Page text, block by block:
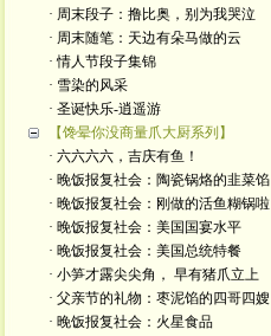
· 周末段子：撸比奥，别为我哭泣
· 周末随笔：天边有朵马做的云
· 情人节段子集锦
· 雪染的风采
· 圣诞快乐-逍遥游
【馋晕你没商量爪大厨系列】
· 六六六六，吉庆有鱼！
· 晚饭报复社会：陶瓷锅烙的韭菜馅
· 晚饭报复社会：刚做的活鱼糊锅啦
· 晚饭报复社会：美国国宴水平
· 晚饭报复社会：美国总统特餐
· 小笋才露尖尖角， 早有猪爪立上
· 父亲节的礼物：枣泥馅的四哥四嫂
· 晚饭报复社会：火星食品